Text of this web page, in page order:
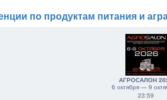
по продуктам питания и
АГРОСАЛОН
6 октября — 9
23:59